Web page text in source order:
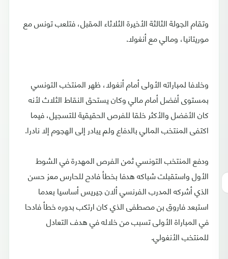
وتقام الجولة الثالثة الأخيرة الثلاثاء المقبل، فتلعب تونس مع
موريتانيا، ومالي مع أنغولا.
وخلافا لمباراته الأولى أمام أنغولا، ظهر المنتخب التونسي
بمستوى أفضل أمام مالي وكان يستحق النقاط الثلاث لأنه
كان الأفضل والأكثر خلقا للفرص الحقيقية للتسجيل، فيما
اكتفى المنتخب المالي بالدفاع ولم يبادر إلى الهجوم إلا نادرا.
ودفع المنتخب التونسي ثمن الفرص المهدرة في الشوط
الأول واستقبلت شباكه هدفا بخطأ فادح للحارس معز حسن
الذي أشركه المدرب الفرنسي ألان جيريس أساسيا بعدما
استبعد فاروق بن مصطفى الذي كان ارتكب بدوره خطأ فادحا
في المباراة الأولى تسبب من خلاله في هدف التعادل
للمنتخب الأنغولي.